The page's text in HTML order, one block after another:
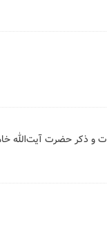
و ذکر حضرت آیت‌الله